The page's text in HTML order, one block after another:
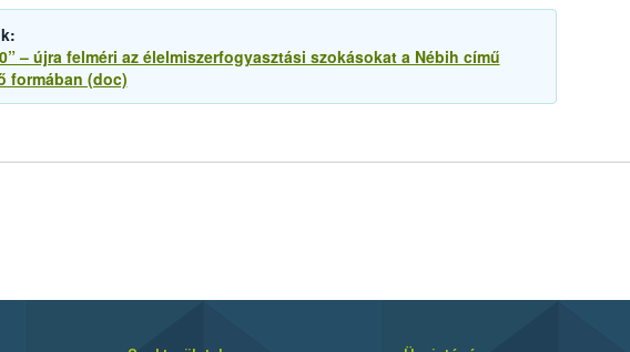
– újra felméri az élelmiszerfogyasztási szokásokat a Nébih című
formában (doc)